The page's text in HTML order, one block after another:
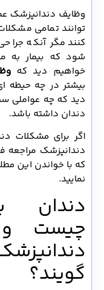
وظایف دندانپزشک
توانند تمامی مشکلات
کنند مگر آنکه
شود که بیمار به
خواهیم دید که
بیشتر در چه حیطه
دید که چه عواملی
دندان داشته باشد.
اگر برای مشکلات
دندانپزشک مراجعه
که با خواندن این
نمایید.
دندان
چیست
گویند؟